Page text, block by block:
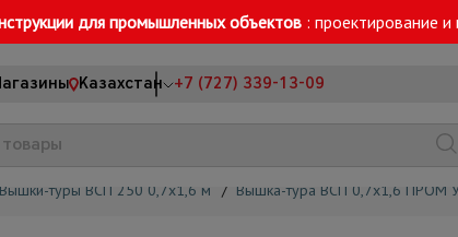
для промышленных объектов : проектирование и
Казахстан +7 (727) 339-13-09
Вышки-туры ВСП 250 0,7x1,6 м / Вышка-тура ВСП 0,7x1,6 ПРОМ